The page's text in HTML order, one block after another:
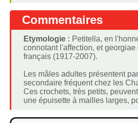
Commentaires
Etymologie : Petitella, en
connotant l'affection, et
français (1917-2007).
Les mâles adultes présentent
secondaire fréquent chez les
Ces crochets, très petits,
une épuisette à mailles larges,